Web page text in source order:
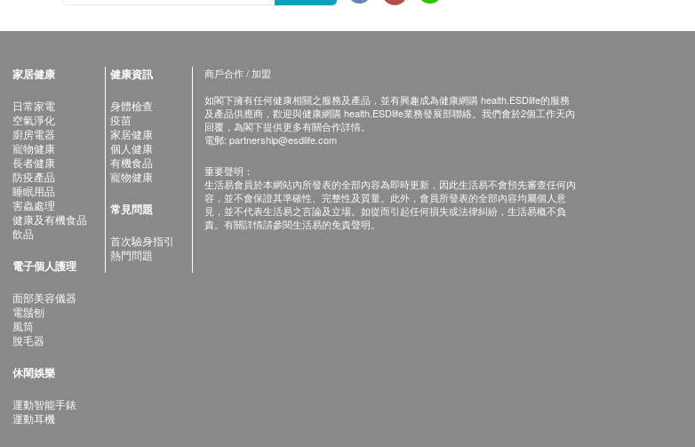
家居健康
日常家電
空氣淨化
廚房電器
寵物健康
長者健康
防疫產品
睡眠用品
害蟲處理
健康及有機食品
飲品
電子個人護理
面部美容儀器
電鬚刨
風筒
脫毛器
休閑娛樂
運動智能手錶
運動耳機
健康資訊
身體檢查
疫苗
家居健康
個人健康
有機食品
寵物健康
常見問題
首次驗身指引
熱門問題
商戶合作 / 加盟
如閣下擁有任何健康相關之服務及產品，並有興趣成為健康網購 health.ESDlife的服務
及產品供應商，歡迎與健康網購 health.ESDlife業務發展部聯絡。我們會於2個工作天內
回覆，為閣下提供更多有關合作詳情。
電郵: partnership@esdlife.com
重要聲明：
生活易會員於本網站內所發表的全部內容為即時更新，因此生活易不會預先審查任何內
容，並不會保證其準確性、完整性及質量。此外，會員所發表的全部內容均屬個人意
見，並不代表生活易之言論及立場。如從而引起任何損失或法律糾紛，生活易概不負
責。有關詳情請參閱生活易的免責聲明。